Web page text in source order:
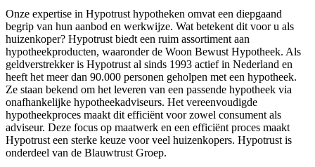
Onze expertise in Hypotrust hypotheken omvat een diepgaand
begrip van hun aanbod en werkwijze. Wat betekent dit voor u als
huizenkoper? Hypotrust biedt een ruim assortiment aan
hypotheekproducten, waaronder de Woon Bewust Hypotheek. Als
geldverstrekker is Hypotrust al sinds 1993 actief in Nederland en
heeft het meer dan 90.000 personen geholpen met een hypotheek.
Ze staan bekend om het leveren van een passende hypotheek via
onafhankelijke hypotheekadviseurs. Het vereenvoudigde
hypotheekproces maakt dit efficiënt voor zowel consument als
adviseur. Deze focus op maatwerk en een efficiënt proces maakt
Hypotrust een sterke keuze voor veel huizenkopers. Hypotrust is
onderdeel van de Blauwtrust Groep.